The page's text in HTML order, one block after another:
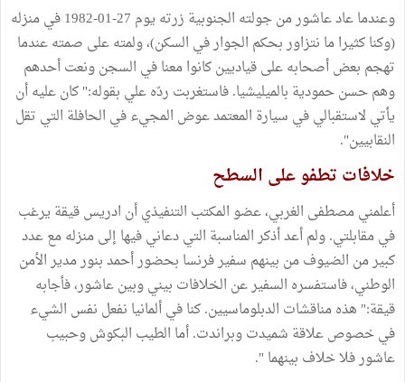
وعندما عاد عاشور من جولته الجنوبية زرته يوم 27-01-1982 في منزله
(وكنا كثيرا ما نتزاور بحكم الجوار في السكن)، ولمته على صمته عندما
تهجم بعض أصحابه على قياديين كانوا معنا في السجن ونعت أحدهم
وهم حسن حمودية بالميليشيا. فاستغربت ردّه علي بقوله:" كان عليه أن
يأتي لاستقبالي في سيارة المعتمد عوض المجيء في الحافلة التي تقل
النقابيين".
خلافات تطفو على السطح
أعلمني مصطفى الغربي، عضو المكتب التنفيذي أن ادريس قيقة يرغب
في مقابلتي. ولم أعد أذكر المناسبة التي دعاني فيها إلى منزله مع عدد
كبير من الضيوف من بينهم سفير فرنسا بحضور أحمد بنور مدير الأمن
الوطني، فاستفسره السفير عن الخلافات بيني وبين عاشور، فأجابه
قيقة:" هذه مناقشات الدبلوماسيين. كنا في ألمانيا نفعل نفس الشيء
في خصوص علاقة شميدت وبراندت. أما الطيب البكوش وحبيب
عاشور فلا خلاف بينهما ".